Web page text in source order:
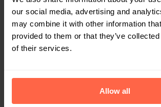
our social media, advertising and
may combine it with other information
provided to them or that they’ve
of their services.
Allow all